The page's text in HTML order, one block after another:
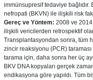
immünsupresif tedaviye
nefropati (BKVN) ile ilişkili risk
Gereç ve Yöntem: 2008 ve 2014
ilişkili vericilerden retrospektif
Transplantasyondan sonra, tüm
zincir reaksiyonu (PCR)
tarama için, daha sonra her üç
BKV DNA kopyaları gerçek
endikasyona göre yapıldı. Tüm